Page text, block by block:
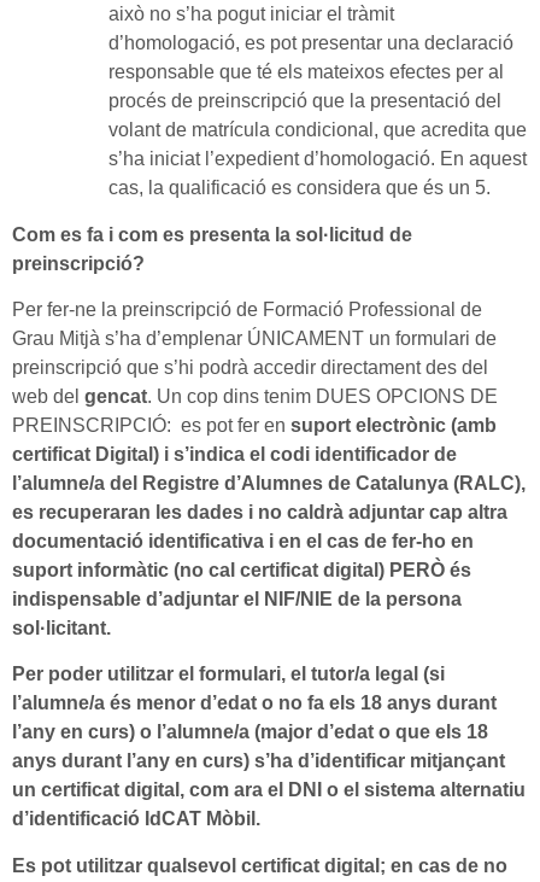
això no s’ha pogut iniciar el tràmit
d’homologació, es pot presentar una declaració
responsable que té els mateixos efectes per al
procés de preinscripció que la presentació del
volant de matrícula condicional, que acredita que
s’ha iniciat l’expedient d’homologació. En aquest
cas, la qualificació es considera que és un 5.
Com es fa i com es presenta la sol·licitud de
preinscripció?
Per fer-ne la preinscripció de Formació Professional de
Grau Mitjà s’ha d’emplenar ÚNICAMENT un formulari de
preinscripció que s’hi podrà accedir directament des del
web del gencat. Un cop dins tenim DUES OPCIONS DE
PREINSCRIPCIÓ: es pot fer en suport electrònic (amb
certificat Digital) i s’indica el codi identificador de
l’alumne/a del Registre d’Alumnes de Catalunya (RALC),
es recuperaran les dades i no caldrà adjuntar cap altra
documentació identificativa i en el cas de fer-ho en
suport informàtic (no cal certificat digital) PERÒ és
indispensable d’adjuntar el NIF/NIE de la persona
sol·licitant.
Per poder utilitzar el formulari, el tutor/a legal (si
l’alumne/a és menor d’edat o no fa els 18 anys durant
l’any en curs) o l’alumne/a (major d’edat o que els 18
anys durant l’any en curs) s’ha d’identificar mitjançant
un certificat digital, com ara el DNI o el sistema alternatiu
d’identificació IdCAT Mòbil.
Es pot utilitzar qualsevol certificat digital; en cas de no